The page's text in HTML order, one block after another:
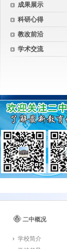
成果展示
科研心得
教改前沿
学术交流
二中概况
学校简介